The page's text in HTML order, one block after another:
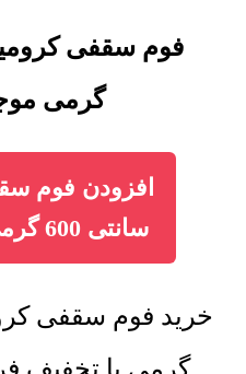
گرمی
سانتی 600 گرمی به سبد خرید